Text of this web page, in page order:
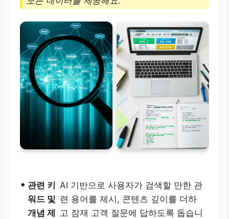
• 관련 키
워드 및
개념 제
AI 기반으로 사용자가 검색할 만한 관
련 용어를 제시, 콘텐츠 깊이를 더하
고 잠재 고객 질문에 답하도록 돕습니